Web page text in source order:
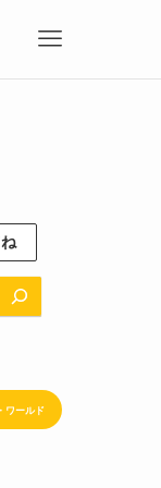
ワールド